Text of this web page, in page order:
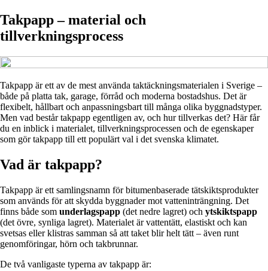
Takpapp – material och
tillverkningsprocess
Takpapp är ett av de mest använda taktäckningsmaterialen i Sverige –
både på platta tak, garage, förråd och moderna bostadshus. Det är
flexibelt, hållbart och anpassningsbart till många olika byggnadstyper.
Men vad består takpapp egentligen av, och hur tillverkas det? Här får
du en inblick i materialet, tillverkningsprocessen och de egenskaper
som gör takpapp till ett populärt val i det svenska klimatet.
Vad är takpapp?
Takpapp är ett samlingsnamn för bitumenbaserade tätskiktsprodukter
som används för att skydda byggnader mot vatteninträngning. Det
finns både som underlagspapp (det nedre lagret) och ytskiktspapp
(det övre, synliga lagret). Materialet är vattentätt, elastiskt och kan
svetsas eller klistras samman så att taket blir helt tätt – även runt
genomföringar, hörn och takbrunnar.
De två vanligaste typerna av takpapp är: